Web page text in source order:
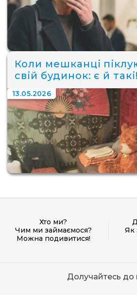
Коли мешканці
свій будинок: є й такі!
13.05.2026
Хто ми?
Чим ми займаємося?
Можна подивитися!
Як
Долучайтесь до